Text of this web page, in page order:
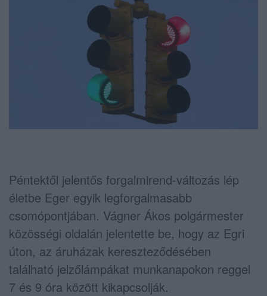
Péntektől jelentős forgalmirend-változás lép
életbe Eger egyik legforgalmasabb
csomópontjában. Vágner Ákos polgármester
közösségi oldalán jelentette be, hogy az Egri
úton, az áruházak kereszteződésében
található jelzőlámpákat munkanapokon reggel
7 és 9 óra között kikapcsolják.